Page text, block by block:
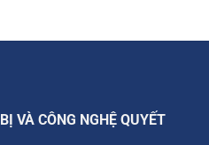
VÀ CÔNG NGHỆ QUYẾT